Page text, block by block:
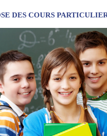
DES COURS